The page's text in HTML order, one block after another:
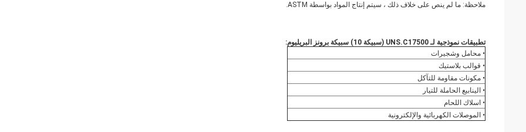
ملاحظة: ما لم ينص على خلاف ذلك ، سيتم إنتاج المواد بواسطة ASTM.
تطبيقات نموذجية لـUNS.C17500 (سبيكة 10) سبيكة برونز البريليوم:
• محامل وشجيرات
• قوالب بلاستيك
• مكونات مقاومة للتآكل
• الينابيع الحاملة للتيار
• اسلاك اللحام
• الموصلات الكهربائية والإلكترونية